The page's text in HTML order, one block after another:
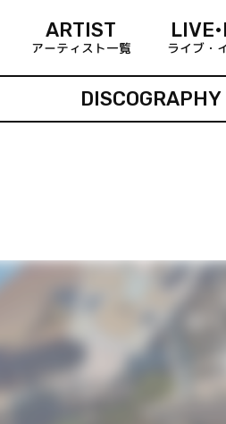
ARTIST
アーティスト一覧 ライブ・
DISCOGRAPHY